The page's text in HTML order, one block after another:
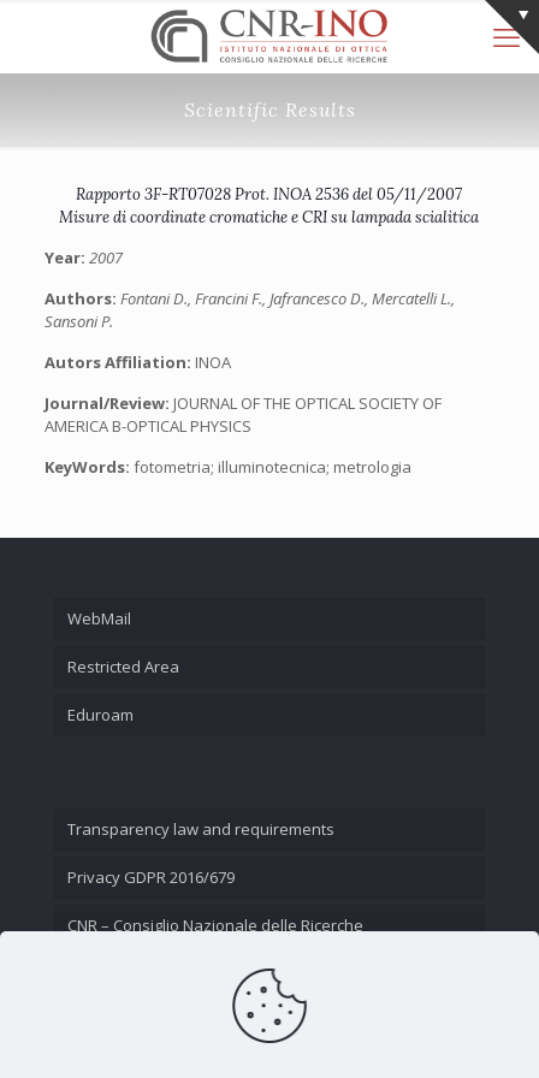
Scientific Results
Rapporto 3F-RT07028 Prot. INOA 2536 del 05/11/2007
Misure di coordinate cromatiche e CRI su lampada scialitica
Year: 2007
Authors: Fontani D., Francini F., Jafrancesco D., Mercatelli L.,
Sansoni P.
Autors Affiliation: INOA
Journal/Review: JOURNAL OF THE OPTICAL SOCIETY OF
AMERICA B-OPTICAL PHYSICS
KeyWords: fotometria; illuminotecnica; metrologia
WebMail
Restricted Area
Eduroam
Transparency law and requirements
Privacy GDPR 2016/679
CNR – Consiglio Nazionale delle Ricerche